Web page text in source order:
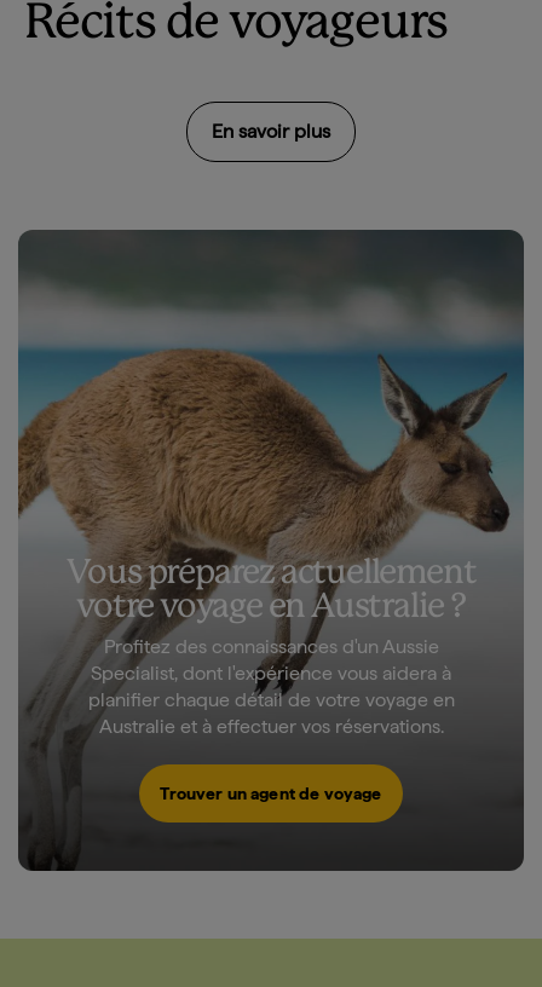
Récits de voyageurs
En savoir plus
Vous préparez actuellement
votre voyage en Australie ?
Profitez des connaissances d'un Aussie
Specialist, dont l'expérience vous aidera à
planifier chaque détail de votre voyage en
Australie et à effectuer vos réservations.
Trouver un agent de voyage